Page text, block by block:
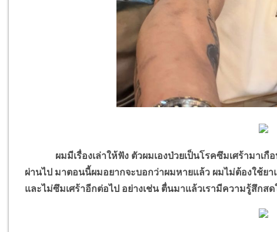
ผมมีเรื่องเล่าให้ฟัง ตัวผมเองป่วยเป็นโรคซึมเศร้ามาเกื
ผ่านไป มาตอนนี้ผมอยากจะบอกว่าผมหายแล้ว ผมไม่ต้องใช้ย
และไม่ซึมเศร้าอีกต่อไป อย่างเช่น ตื่นมาแล้วเรามีความรู้สึกส